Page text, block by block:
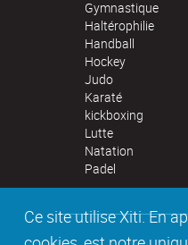
Ce site utilise Xiti. En
Gymnastique
Haltérophilie
Handball
Hockey
Judo
Karaté
kickboxing
Lutte
Natation
Padel